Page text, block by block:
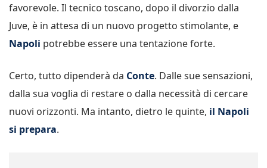
favorevole. Il tecnico toscano, dopo il divorzio dalla
Juve, è in attesa di un nuovo progetto stimolante, e
Napoli potrebbe essere una tentazione forte.
Certo, tutto dipenderà da Conte. Dalle sue sensazioni,
dalla sua voglia di restare o dalla necessità di cercare
nuovi orizzonti. Ma intanto, dietro le quinte, il Napoli
si prepara.